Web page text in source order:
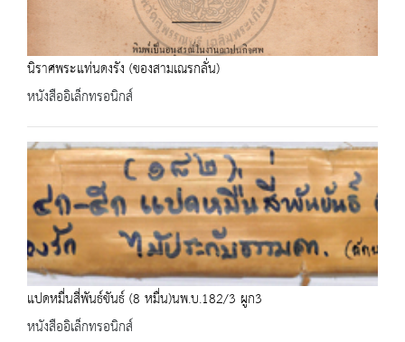
นิราศพระแท่นดงรัง (ของสามเณรกลั่น)
หนังสืออิเล็กทรอนิกส์
แปดหมื่นสี่พันธ์ขันธ์ (8 หมื่น)นพ.บ.182/3 ผูก3
หนังสืออิเล็กทรอนิกส์